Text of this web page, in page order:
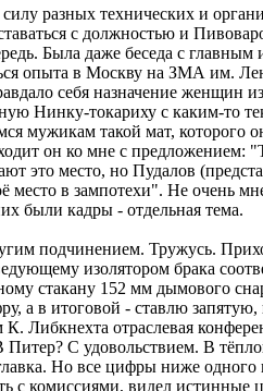
разных технических и
с должностью и
Была даже беседа с главным
опыта в Москву на ЗМА им.
себя назначение женщин
Нинку-токариху с каким-то
мужикам такой мат, которого
он ко мне с
это место, но Пудалов
в зампотехи". Не очень
были кадры - отдельная тема.
подчинением. Тружусь.
изолятором брака
стакану 152 мм дымового
а в итоговой - ставлю
Либкнехта отраслевая
Питер? С удовольствием. В
Но все цифры ниже одного
с комиссиями, видел